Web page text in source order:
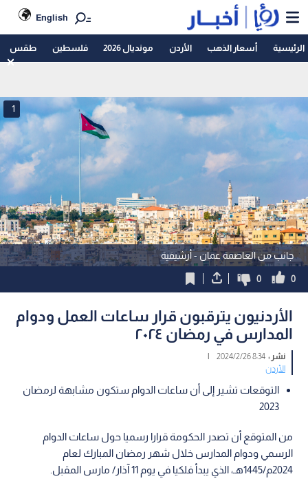
English
الرئيسية أسعار الذهب الأردن مونديال 2026 فلسطين طقس
جانب من العاصمة عمان - أرشيفية
1
0
0
الأردنيون يترقبون قرار ساعات العمل ودوام
المدارس في رمضان ٢٠٢٤
نشر :8:34 2024/2/26
|
الأردن
التوقعات تشير إلى أن ساعات الدوام ستكون مشابهة لرمضان
2023
من المتوقع أن تصدر الحكومة قرارا رسميا حول ساعات الدوام
الرسمي ودوام المدارس خلال شهر رمضان المبارك لعام
2024م/1445هـ، الذي يبدأ فلكيا في يوم 11 آذار/ مارس المقبل.